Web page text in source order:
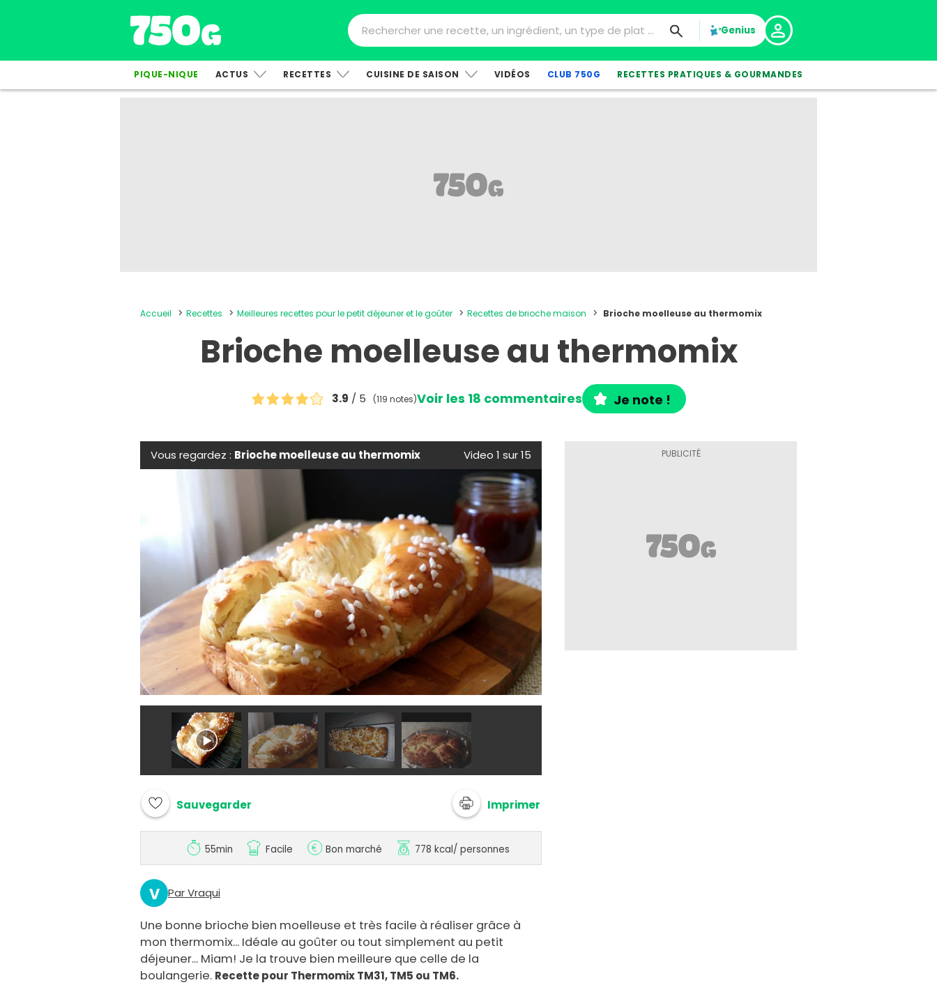
Genius
PIQUE-NIQUE ACTUS RECETTES CUISINE DE SAISON VIDÉOS CLUB 750G RECETTES PRATIQUES & GOURMANDES
Accueil Recettes Meilleures recettes pour le petit déjeuner et le goûter Recettes de brioche maison Brioche moelleuse au thermomix
Brioche moelleuse au thermomix
3.9 / 5 (119 notes)Voir les 18 commentaires Je note !
Vous regardez : Brioche moelleuse au thermomix Video 1 sur 15
Sauvegarder Imprimer
55min Facile Bon marché 778 kcal/ personnes
V Par Vraqui
Une bonne brioche bien moelleuse et très facile à réaliser grâce à
mon thermomix... Idéale au goûter ou tout simplement au petit
déjeuner... Miam! Je la trouve bien meilleure que celle de la
boulangerie. Recette pour Thermomix TM31, TM5 ou TM6.